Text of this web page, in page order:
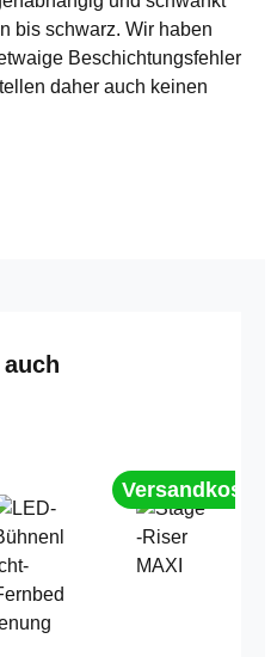
bis schwarz. Wir haben
Beschichtungsfehler
daher auch keinen